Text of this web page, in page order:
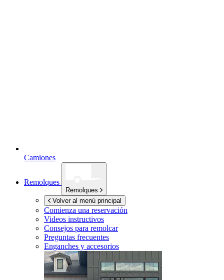
Camiones
Remolques
Remolques
Volver al menú principal
Comienza una reservación
Videos instructivos
Consejos para remolcar
Preguntas frecuentes
Enganches y accesorios